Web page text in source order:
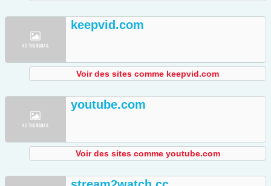
keepvid.com
Voir des sites comme keepvid.com
youtube.com
Voir des sites comme youtube.com